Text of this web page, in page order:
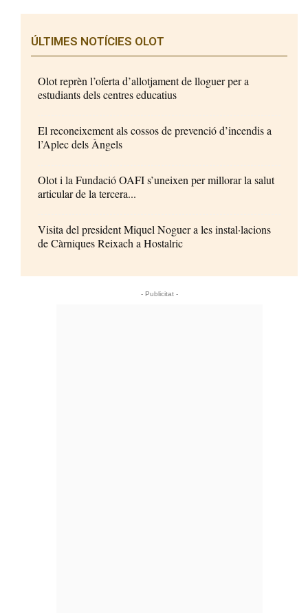
ÚLTIMES NOTÍCIES OLOT
Olot reprèn l’oferta d’allotjament de lloguer per a
estudiants dels centres educatius
El reconeixement als cossos de prevenció d’incendis a
l’Aplec dels Àngels
Olot i la Fundació OAFI s’uneixen per millorar la salut
articular de la tercera...
Visita del president Miquel Noguer a les instal·lacions
de Càrniques Reixach a Hostalric
- Publicitat -